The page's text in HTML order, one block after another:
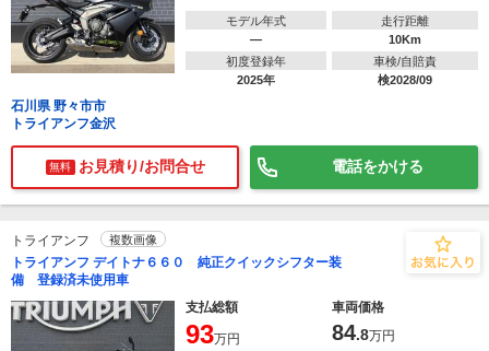
モデル年式
―
走行距離
10Km
初度登録年
2025年
車検/自賠責
検2028/09
石川県 野々市市
トライアンフ金沢
無料 お見積り/お問合せ 電話をかける
トライアンフ 複数画像
トライアンフ デイトナ６６０ 純正クイックシフター装
備 登録済未使用車
支払総額
車両価格
93万円 84.8万円